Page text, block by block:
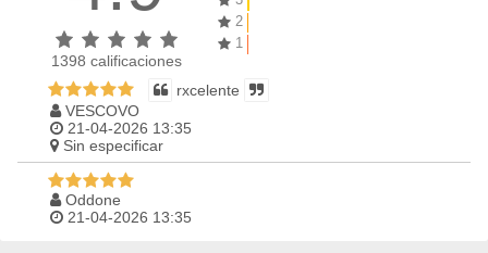
1398 calificaciones
2
1
rxcelente
VESCOVO
21-04-2026 13:35
Sin especificar
Oddone
21-04-2026 13:35